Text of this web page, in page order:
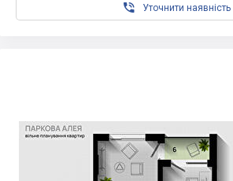
 Уточнити наявність